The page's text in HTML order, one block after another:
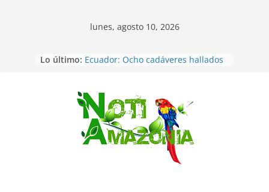
Saltar
lunes, agosto 10, 2026
Lo último: Ecuador: Ocho cadáveres hallados
atrajo a miles de personas en la
edición 2026 (video)
Pastaza: Fiscal no emite cargos
contra hombre de 50años que
mantenía relacion de «noviazgo»
con una menor de10 años en